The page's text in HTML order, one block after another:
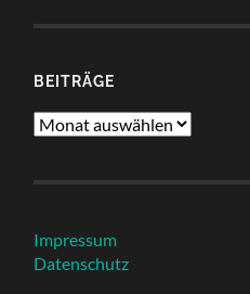
BEITRÄGE
Beiträge
Impressum
Datenschutz